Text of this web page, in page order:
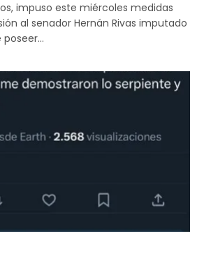
impuso este miércoles medidas
al senador Hernán Rivas imputado